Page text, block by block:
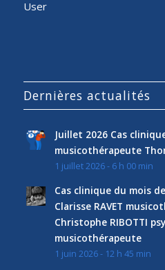
User
Dernières actualités
Juillet 2026 Cas
musicothérapeute
1 juillet 2026 - 6 h 00 min
Cas clinique du mois
Clarisse RAVET
Christophe RIBOTTI
musicothérapeute
1 juin 2026 - 12 h 45 min